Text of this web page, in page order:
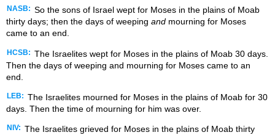
NASB: So the sons of Israel wept for Moses in the plains of Moab
thirty days; then the days of weeping and mourning for Moses
came to an end.
HCSB: The Israelites wept for Moses in the plains of Moab 30 days.
Then the days of weeping and mourning for Moses came to an
end.
LEB: The Israelites mourned for Moses in the plains of Moab for 30
days. Then the time of mourning for him was over.
NIV: The Israelites grieved for Moses in the plains of Moab thirty